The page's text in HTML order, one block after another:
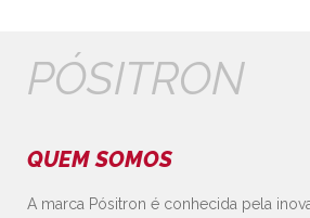
PÓSITRON
QUEM SOMOS
A marca Pósitron é conhecida pela